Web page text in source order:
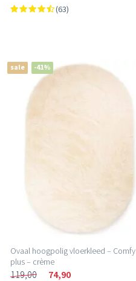
(63)
sale -41%
Ovaal hoogpolig vloerkleed – Comfy
plus – crème
119,00 74,90